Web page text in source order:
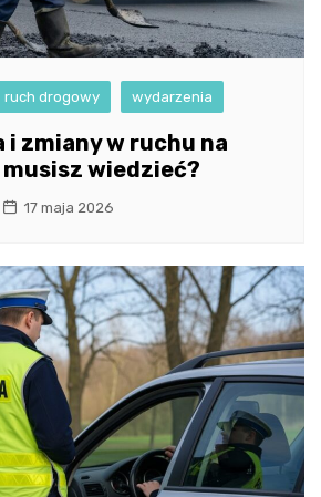
ruch drogowy wydarzenia
i zmiany w ruchu na
musisz wiedzieć?
17 maja 2026